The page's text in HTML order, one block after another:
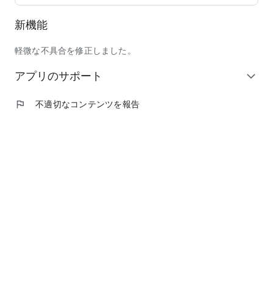
上のレストランを頼んじゃおう！
ゲット！
ーク中のランチもご家族とのディナーも毎日お得に美味しく楽
◎特別な日には、いつもは手を出せない高級店特集「至高の銘
店」をデリバリーで頼んで、自宅で最高の贅沢を味わおう！
新機能
軽微な不具合を修正しました。
アプリのサポート expand_more
flag 不適切なコンテンツを報告